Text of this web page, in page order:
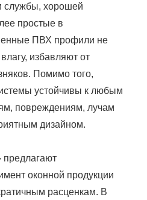
службы, хорошей
простые в
ПВХ профили не
избавляют от
Помимо того,
устойчивы к любым
повреждениям, лучам
дизайном.
оконной продукции
расценкам. В